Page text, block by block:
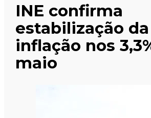
INE confirma
estabilização da
inflação nos
maio